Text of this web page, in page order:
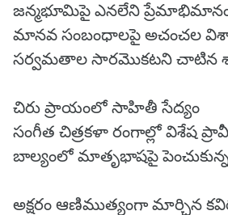
జన్మభూమిపై ఎనలేని
మానవ సంబంధాలపై అచంచల
సర్వమతాల సారమొకటని చాటిన
చిరు ప్రాయంలో సాహితీ సేద్యం
సంగీత చిత్రకళా రంగాల్లో విశేష
బాల్యంలో మాతృభాషపై
అక్షరం ఆణిముత్యంగా